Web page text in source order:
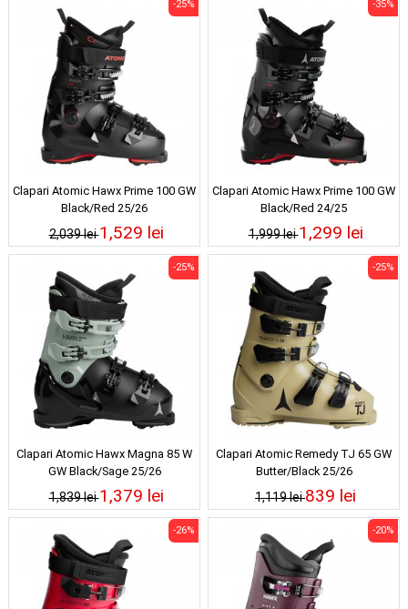
Clapari Atomic Hawx Prime 100 GW
Black/Red 25/26
2,039 lei
-25%
1,529 lei
Clapari Atomic Hawx Prime 100 GW
Black/Red 24/25
1,999 lei
-35%
1,299 lei
Clapari Atomic Hawx Magna 85 W
GW Black/Sage 25/26
1,839 lei
-25%
1,379 lei
Clapari Atomic Remedy TJ 65 GW
Butter/Black 25/26
1,119 lei
-25%
839 lei
-26% -20%